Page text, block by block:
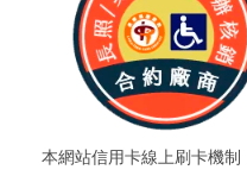
本網站信用卡線上刷卡機制